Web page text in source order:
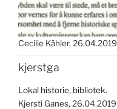
Cecilie Kähler 26.04.2019
kjerstga
Lokal historie, bibliotek.
Kjersti Ganes 26.04.2019